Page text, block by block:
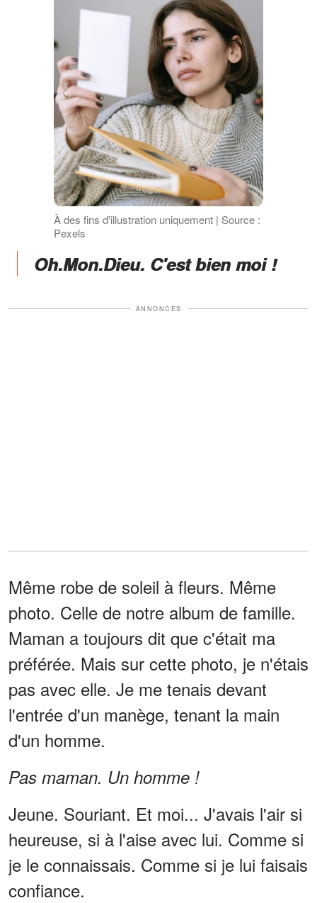
À des fins d'illustration uniquement | Source :
Pexels
Oh.Mon.Dieu. C'est bien moi !
ANNONCES
Même robe de soleil à fleurs. Même
photo. Celle de notre album de famille.
Maman a toujours dit que c'était ma
préférée. Mais sur cette photo, je n'étais
pas avec elle. Je me tenais devant
l'entrée d'un manège, tenant la main
d'un homme.
Pas maman. Un homme !
Jeune. Souriant. Et moi... J'avais l'air si
heureuse, si à l'aise avec lui. Comme si
je le connaissais. Comme si je lui faisais
confiance.